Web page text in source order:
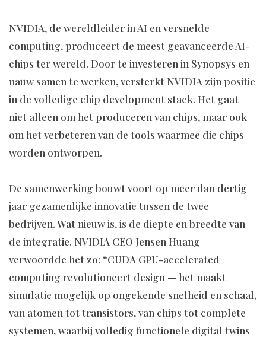
NVIDIA, de wereldleider in AI en versnelde
computing, produceert de meest geavanceerde AI-
chips ter wereld. Door te investeren in Synopsys en
nauw samen te werken, versterkt NVIDIA zijn positie
in de volledige chip development stack. Het gaat
niet alleen om het produceren van chips, maar ook
om het verbeteren van de tools waarmee die chips
worden ontworpen.
De samenwerking bouwt voort op meer dan dertig
jaar gezamenlijke innovatie tussen de twee
bedrijven. Wat nieuw is, is de diepte en breedte van
de integratie. NVIDIA CEO Jensen Huang
verwoordde het zo: “CUDA GPU-accelerated
computing revolutioneert design — het maakt
simulatie mogelijk op ongekende snelheid en schaal,
van atomen tot transistors, van chips tot complete
systemen, waarbij volledig functionele digital twins